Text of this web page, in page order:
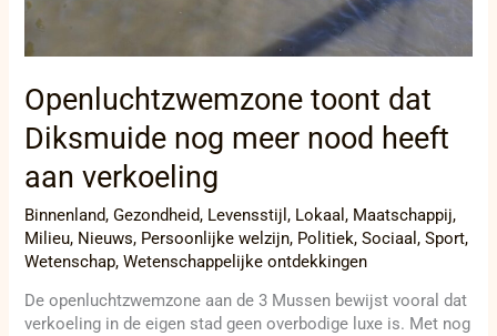
Openluchtzwemzone toont dat
Diksmuide nog meer nood heeft
aan verkoeling
Binnenland,Gezondheid, Levensstijl, Lokaal, Maatschappij,
Milieu, Nieuws, Persoonlijke welzijn, Politiek,Sociaal,Sport,
Wetenschap,Wetenschappelijke ontdekkingen
De openluchtzwemzone aan de 3 Mussen bewijst vooral dat
verkoeling in de eigen stad geen overbodige luxe is. Met nog